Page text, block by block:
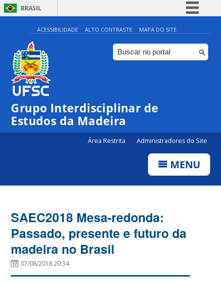
BRASIL
Simplifique!
Comunica BR
Participe
Canais
ACESSIBILIDADE ALTO CONTRASTE MAPA DO SITE
Grupo Interdisciplinar de
Estudos da Madeira
Área Restrita Administradores do Site
MENU
SAEC2018 Mesa-redonda:
Passado, presente e futuro da
madeira no Brasil
07/08/2018 20:34